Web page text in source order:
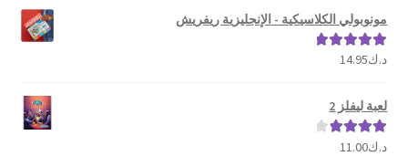
مونوبولي الكلاسيكية - الإنجليزية ريفريش
تم التقييم
د.ك14.95
لعبة ليفلز 2
تم التقييم
د.ك11.00